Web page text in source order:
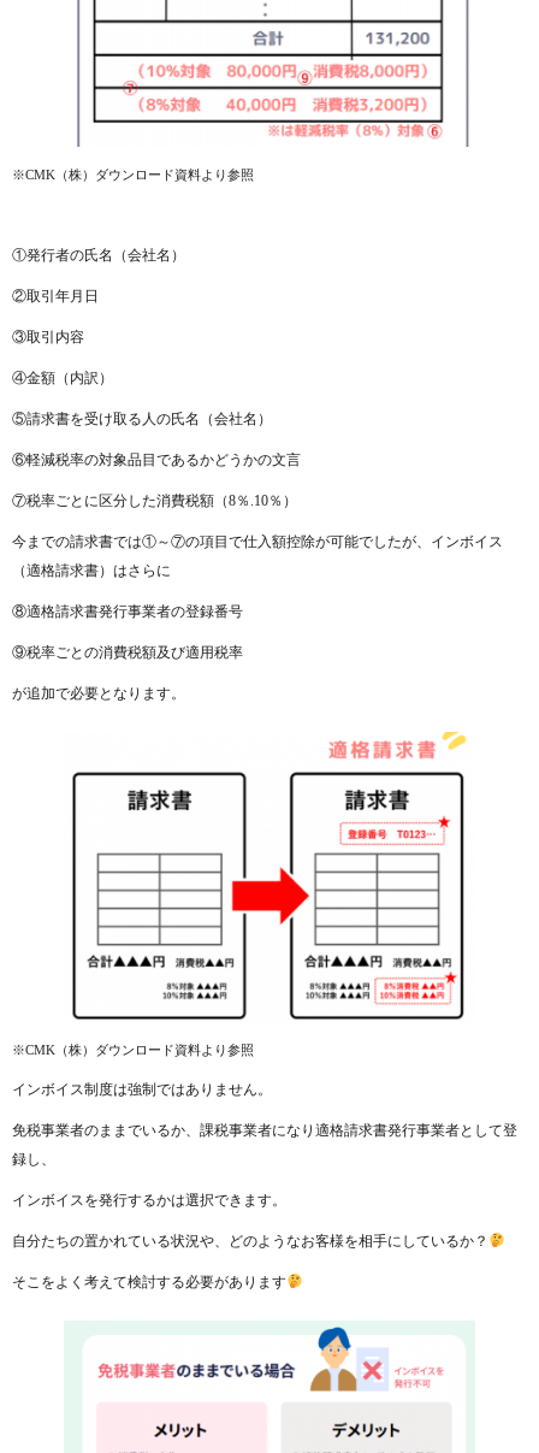
※CMK（株）ダウンロード資料より参照
①発行者の氏名（会社名）
②取引年月日
③取引内容
④金額（内訳）
⑤請求書を受け取る人の氏名（会社名）
⑥軽減税率の対象品目であるかどうかの文言
⑦税率ごとに区分した消費税額（8％.10％）
今までの請求書では①～⑦の項目で仕入額控除が可能でしたが、インボイス
（適格請求書）はさらに
⑧適格請求書発行事業者の登録番号
⑨税率ごとの消費税額及び適用税率
が追加で必要となります。
※CMK（株）ダウンロード資料より参照
インボイス制度は強制ではありません。
免税事業者のままでいるか、課税事業者になり適格請求書発行事業者として登
録し、
インボイスを発行するかは選択できます。
自分たちの置かれている状況や、どのようなお客様を相手にしているか？
そこをよく考えて検討する必要があります